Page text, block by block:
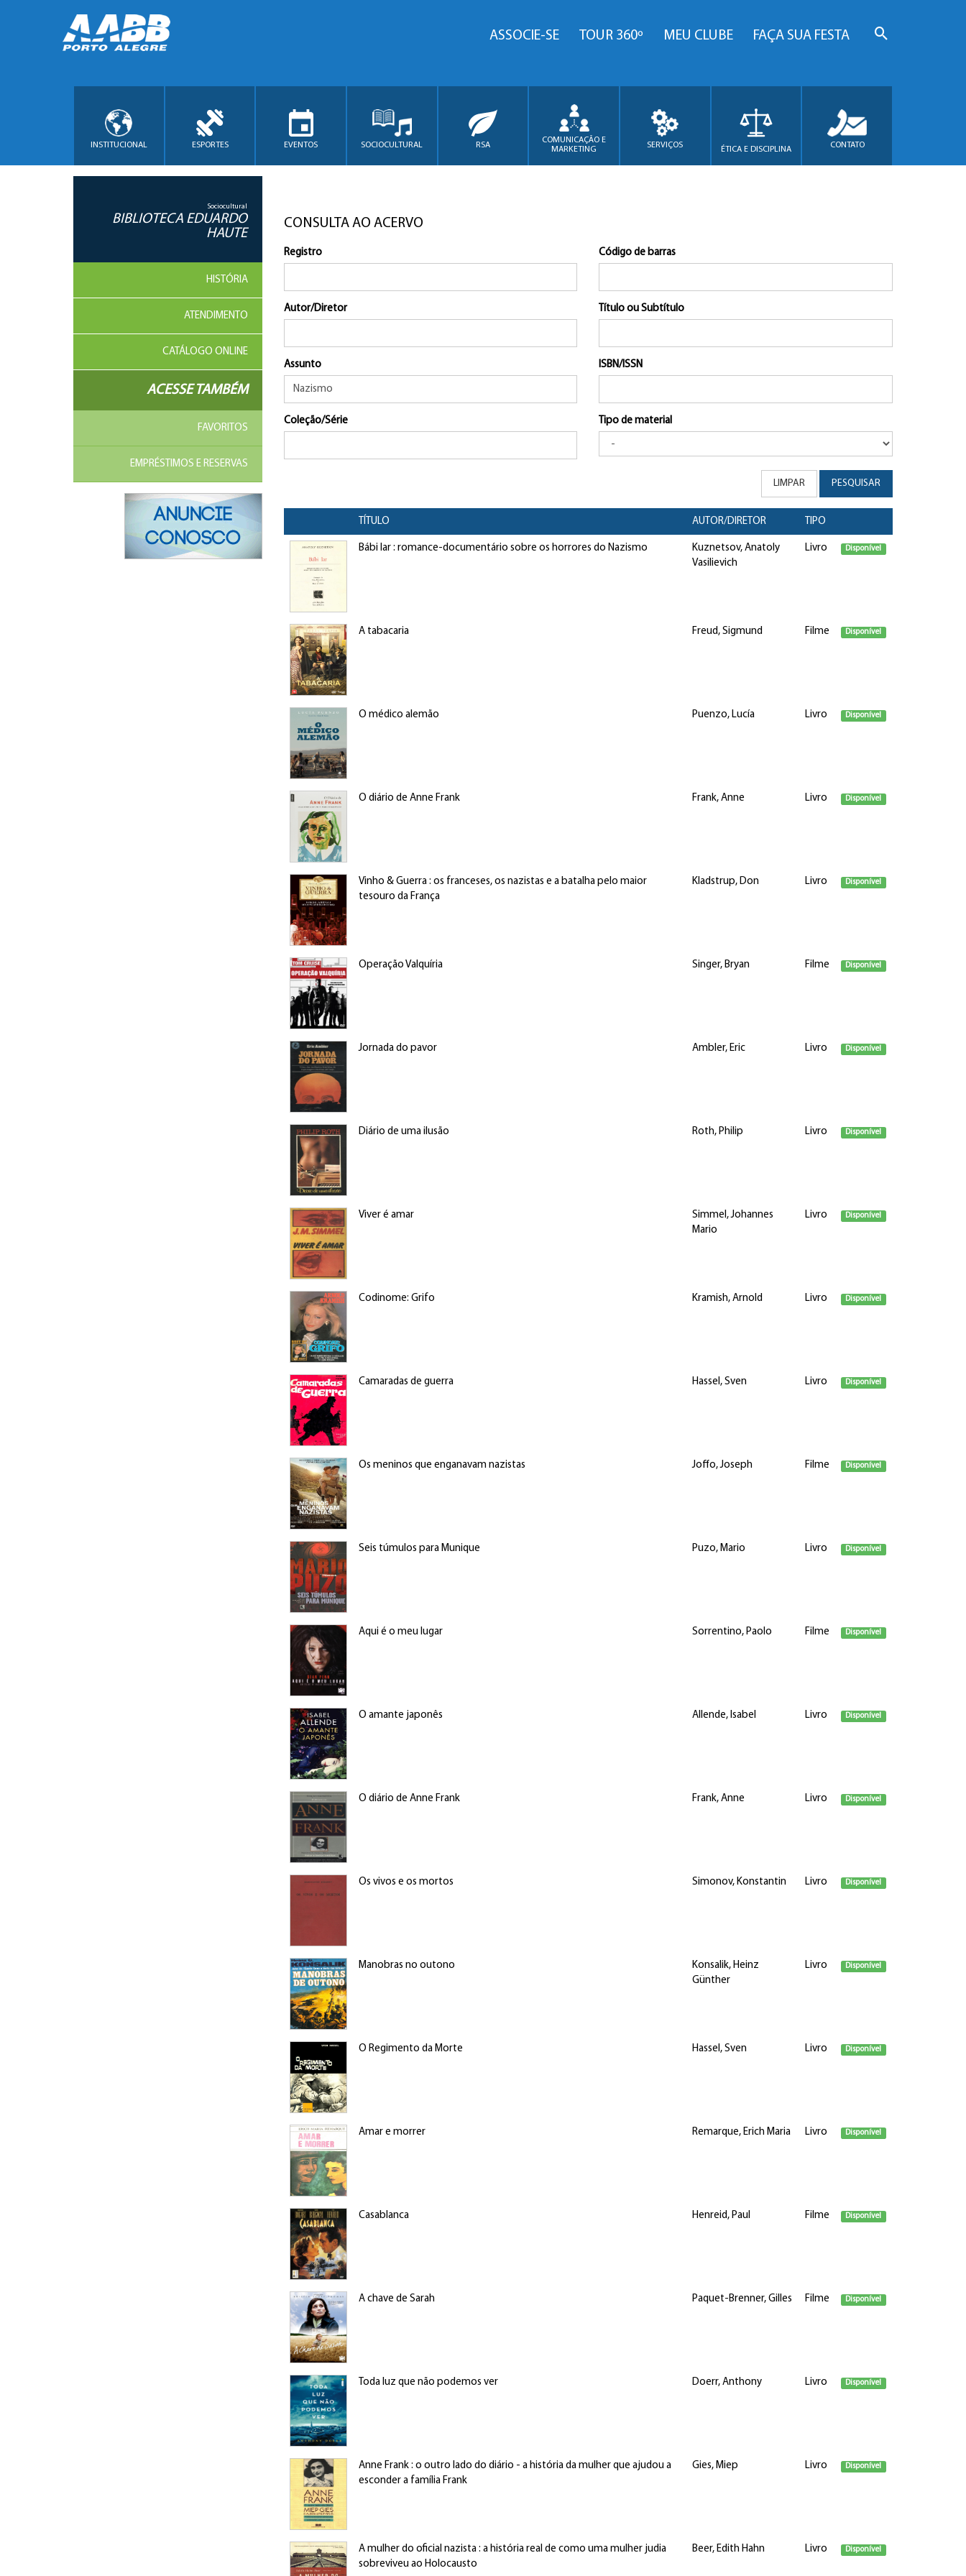
ASSOCIE-SE TOUR 360º MEU CLUBE FAÇA SUA FESTA
INSTITUCIONAL ESPORTES EVENTOS SOCIOCULTURAL RSA
COMUNICAÇÃO E
MARKETING
SERVIÇOS ÉTICA E DISCIPLINA CONTATO
Sociocultural
BIBLIOTECA EDUARDO
HAUTE
HISTÓRIA
ATENDIMENTO
CATÁLOGO ONLINE
ACESSE TAMBÉM
FAVORITOS
EMPRÉSTIMOS E RESERVAS
CONSULTA AO ACERVO
Registro Código de barras
Autor/Diretor Título ou Subtítulo
Assunto ISBN/ISSN
Coleção/Série Tipo de material
LIMPAR PESQUISAR
TÍTULO AUTOR/DIRETOR TIPO
Bábi Iar : romance-documentário sobre os horrores do Nazismo
Kuznetsov, Anatoly
Vasilievich
Livro Disponível
A tabacaria Freud, Sigmund Filme Disponível
O médico alemão Puenzo, Lucía Livro Disponível
O diário de Anne Frank Frank, Anne Livro Disponível
Vinho & Guerra : os franceses, os nazistas e a batalha pelo maior
tesouro da França
Kladstrup, Don Livro Disponível
Operação Valquíria Singer, Bryan Filme Disponível
Jornada do pavor Ambler, Eric Livro Disponível
Diário de uma ilusão Roth, Philip Livro Disponível
Viver é amar
Simmel, Johannes
Mario
Livro Disponível
Codinome: Grifo Kramish, Arnold Livro Disponível
Camaradas de guerra Hassel, Sven Livro Disponível
Os meninos que enganavam nazistas Joffo, Joseph Filme Disponível
Seis túmulos para Munique Puzo, Mario Livro Disponível
Aqui é o meu lugar Sorrentino, Paolo Filme Disponível
O amante japonês Allende, Isabel Livro Disponível
O diário de Anne Frank Frank, Anne Livro Disponível
Os vivos e os mortos Simonov, Konstantin Livro Disponível
Manobras no outono
Konsalik, Heinz
Günther
Livro Disponível
O Regimento da Morte Hassel, Sven Livro Disponível
Amar e morrer Remarque, Erich Maria Livro Disponível
Casablanca Henreid, Paul Filme Disponível
A chave de Sarah Paquet-Brenner, Gilles Filme Disponível
Toda luz que não podemos ver Doerr, Anthony Livro Disponível
Anne Frank : o outro lado do diário - a história da mulher que ajudou a
esconder a família Frank
Gies, Miep Livro Disponível
A mulher do oficial nazista : a história real de como uma mulher judia
sobreviveu ao Holocausto
Beer, Edith Hahn Livro Disponível